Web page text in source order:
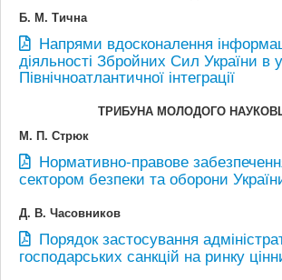
Б. М. Тична
Напрями вдосконалення
діяльності Збройних Сил України в
Північноатлантичної інтеграції
ТРИБУНА МОЛОДОГО
М. П. Стрюк
Нормативно-правове
сектором безпеки та оборони
Д. В. Часовников
Порядок застосування
господарських санкцій на ринку